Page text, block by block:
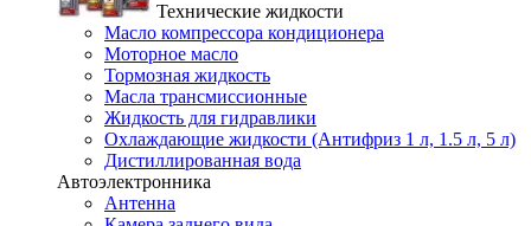
Технические жидкости
Масло компрессора кондиционера
Моторное масло
Тормозная жидкость
Масла трансмиссионные
Жидкость для гидравлики
Охлаждающие жидкости (Антифриз 1 л, 1.5 л, 5 л)
Дистиллированная вода
Автоэлектронника
Антенна